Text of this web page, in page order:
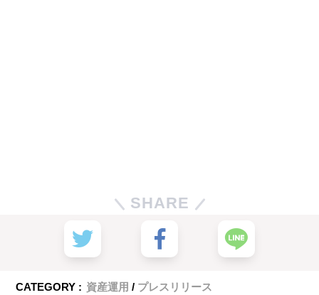
SHARE
CATEGORY : 資産運用 プレスリリース